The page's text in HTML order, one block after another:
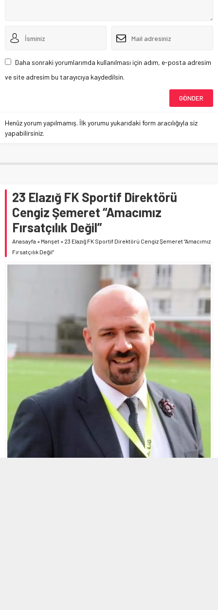
Daha sonraki yorumlarımda kullanılması için adım, e-posta adresim
ve site adresim bu tarayıcıya kaydedilsin.
Henüz yorum yapılmamış. İlk yorumu yukarıdaki form aracılığıyla siz
yapabilirsiniz.
23 Elazığ FK Sportif Direktörü
Cengiz Şemeret “Amacımız
Fırsatçılık Değil”
Anasayfa » Manşet » 23 Elazığ FK Sportif Direktörü Cengiz Şemeret “Amacımız
Fırsatçılık Değil”